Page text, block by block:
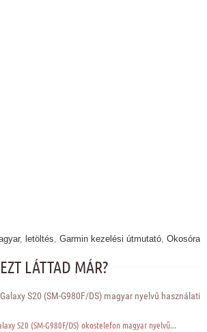
, letöltés Garmin kezelési útmutató Okosóra
EZT LÁTTAD MÁR?
S20 (SM-G980F/DS) magyar nyelvű használati
S20 (SM-G980F/DS) okostelefon magyar nyelvű...